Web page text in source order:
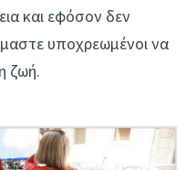
και εφόσον δεν
υποχρεωμένοι να
ζωή.